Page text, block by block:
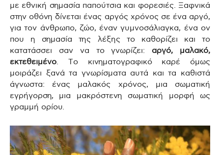
με εθνική σημασία παπούτσια και φορεσιές. Ξαφνικά
στην οθόνη δίνεται ένας αργός χρόνος σε ένα αργό,
για τον άνθρωπο, ζώο, έναν γυμνοσάλιαγκα, ένα ον
που η σημασία της λέξης το καθορίζει και το
κατατάσσει σαν να το γνωρίζει: αργό, μαλακό,
εκτεθειμένο. Το κινηματογραφικό καρέ όμως
μοιράζει ξανά τα γνωρίσματα αυτά και τα καθιστά
άγνωστα: ένας μαλακός χρόνος, μια σωματική
εγρήγορση, μια μακρόστενη σωματική μορφή ως
γραμμή ορίου.